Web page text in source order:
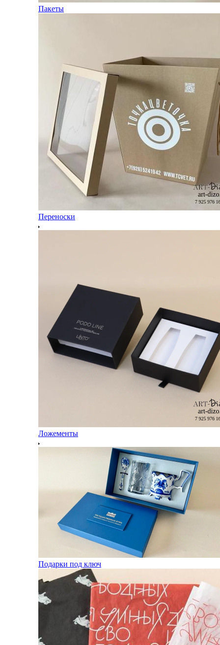
Пакеты
Переноски
Ложементы
Подарки под ключ